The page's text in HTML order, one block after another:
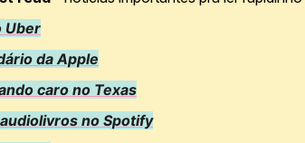
Uber
da Apple
caro no Texas
no Spotify